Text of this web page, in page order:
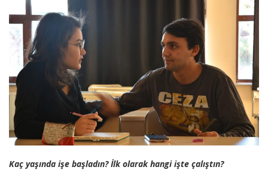
Kaç yaşında işe başladın? İlk olarak hangi işte çalıştın?